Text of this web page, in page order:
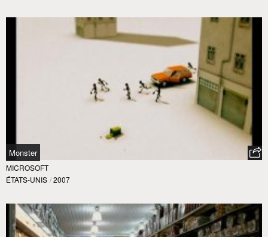
Monster
MICROSOFT
ÉTATS-UNIS / 2007